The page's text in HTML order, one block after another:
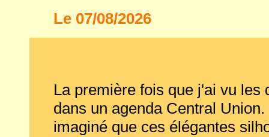
Le 07/08/2026
La première fois que j'ai vu
dans un agenda Central Union.
imaginé que ces élégantes